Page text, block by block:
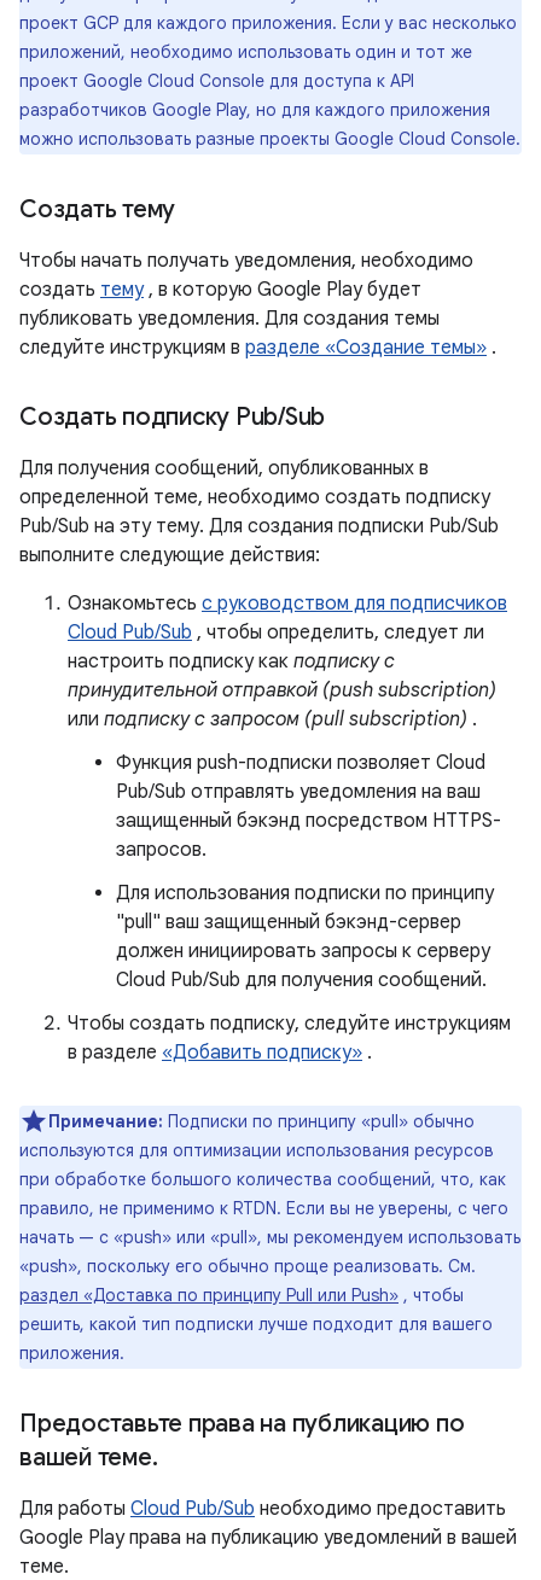
проект GCP для каждого приложения. Если у вас несколько
приложений, необходимо использовать один и тот же
проект Google Cloud Console для доступа к API
разработчиков Google Play, но для каждого приложения
можно использовать разные проекты Google Cloud Console.
Создать тему
Чтобы начать получать уведомления, необходимо
создать тему, в которую Google Play будет
публиковать уведомления. Для создания темы
следуйте инструкциям в разделе «Создание темы» .
Создать подписку Pub/Sub
Для получения сообщений, опубликованных в
определенной теме, необходимо создать подписку
Pub/Sub на эту тему. Для создания подписки Pub/Sub
выполните следующие действия:
Ознакомьтесь с руководством для подписчиков
Cloud Pub/Sub , чтобы определить, следует ли
настроить подписку как подписку с
принудительной отправкой (push subscription)
или подписку с запросом (pull subscription) .
Функция push-подписки позволяет Cloud
Pub/Sub отправлять уведомления на ваш
защищенный бэкэнд посредством HTTPS-
запросов.
Для использования подписки по принципу
"pull" ваш защищенный бэкэнд-сервер
должен инициировать запросы к серверу
Cloud Pub/Sub для получения сообщений.
Чтобы создать подписку, следуйте инструкциям
в разделе «Добавить подписку» .
Примечание: Подписки по принципу «pull» обычно
используются для оптимизации использования ресурсов
при обработке большого количества сообщений, что, как
правило, не применимо к RTDN. Если вы не уверены, с чего
начать — с «push» или «pull», мы рекомендуем использовать
«push», поскольку его обычно проще реализовать. См.
раздел «Доставка по принципу Pull или Push» , чтобы
решить, какой тип подписки лучше подходит для вашего
приложения.
Предоставьте права на публикацию по
вашей теме.
Для работы Cloud Pub/Sub необходимо предоставить
Google Play права на публикацию уведомлений в вашей
теме.